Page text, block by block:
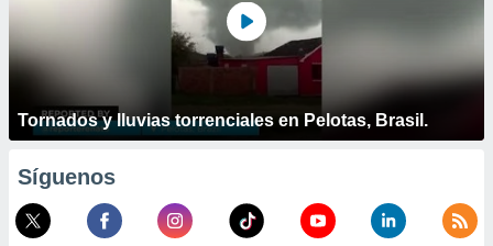
Tornados y lluvias torrenciales en Pelotas, Brasil.
Síguenos